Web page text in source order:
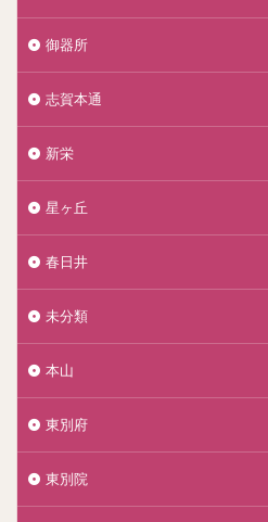
御器所
志賀本通
新栄
星ヶ丘
春日井
未分類
本山
東別府
東別院